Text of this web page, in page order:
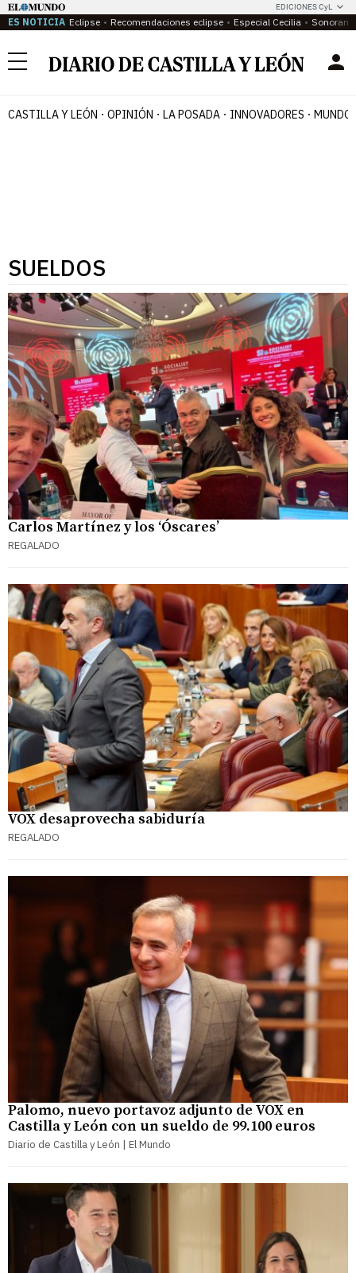
EDICIONES CyL
ES NOTICIA Eclipse Recomendaciones eclipse Especial Cecilia
Menú
CASTILLA Y LEÓN OPINIÓN LA POSADA INNOVADORES MUNDO
SUELDOS
Carlos Martínez y los ‘Óscares’
REGALADO
VOX desaprovecha sabiduría
REGALADO
Palomo, nuevo portavoz adjunto de VOX en
Castilla y León con un sueldo de 99.100 euros
Diario de Castilla y León | El Mundo